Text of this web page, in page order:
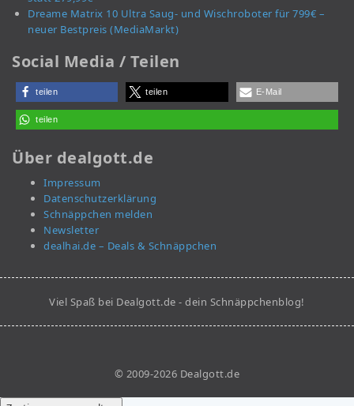
Dreame Matrix 10 Ultra Saug- und Wischroboter für 799€ –
neuer Bestpreis (MediaMarkt)
Social Media / Teilen
teilen teilen E-Mail
teilen
Über dealgott.de
Impressum
Datenschutzerklärung
Schnäppchen melden
Newsletter
dealhai.de – Deals & Schnäppchen
Viel Spaß bei Dealgott.de - dein Schnäppchenblog!
© 2009-2026 Dealgott.de